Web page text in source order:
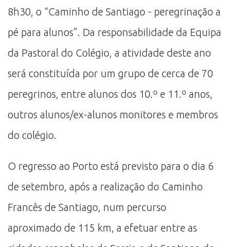
8h30, o “Caminho de Santiago - peregrinação a
pé para alunos”. Da responsabilidade da Equipa
da Pastoral do Colégio, a atividade deste ano
será constituída por um grupo de cerca de 70
peregrinos, entre alunos dos 10.º e 11.º anos,
outros alunos/ex-alunos monitores e membros
do colégio.
O regresso ao Porto está previsto para o dia 6
de setembro, após a realização do Caminho
Francês de Santiago, num percurso
aproximado de 115 km, a efetuar entre as